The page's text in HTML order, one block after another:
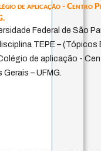
de aplicação - Centro
Federal de São
TEPE –
de aplicação -
– UFMG.